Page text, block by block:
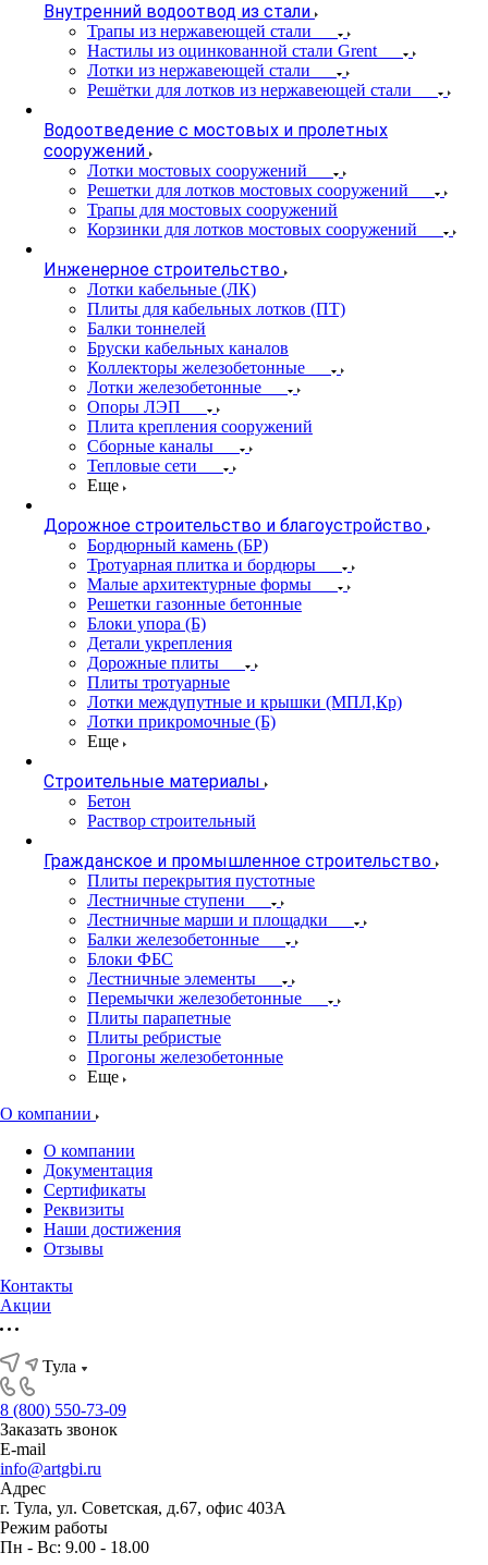
Внутренний водоотвод из стали
Трапы из нержавеющей стали
Настилы из оцинкованной стали Grent
Лотки из нержавеющей стали
Решётки для лотков из нержавеющей стали
Водоотведение с мостовых и пролетных
сооружений
Лотки мостовых сооружений
Решетки для лотков мостовых сооружений
Трапы для мостовых сооружений
Корзинки для лотков мостовых сооружений
Инженерное строительство
Лотки кабельные (ЛК)
Плиты для кабельных лотков (ПТ)
Балки тоннелей
Бруски кабельных каналов
Коллекторы железобетонные
Лотки железобетонные
Опоры ЛЭП
Плита крепления сооружений
Сборные каналы
Тепловые сети
Еще
Дорожное строительство и благоустройство
Бордюрный камень (БР)
Тротуарная плитка и бордюры
Малые архитектурные формы
Решетки газонные бетонные
Блоки упора (Б)
Детали укрепления
Дорожные плиты
Плиты тротуарные
Лотки междупутные и крышки (МПЛ,Кр)
Лотки прикромочные (Б)
Еще
Строительные материалы
Бетон
Раствор строительный
Гражданское и промышленное строительство
Плиты перекрытия пустотные
Лестничные ступени
Лестничные марши и площадки
Балки железобетонные
Блоки ФБС
Лестничные элементы
Перемычки железобетонные
Плиты парапетные
Плиты ребристые
Прогоны железобетонные
Еще
О компании
О компании
Документация
Сертификаты
Реквизиты
Наши достижения
Отзывы
Контакты
Акции
Тула
8 (800) 550-73-09
Заказать звонок
E-mail
info@artgbi.ru
Адрес
г. Тула, ул. Советская, д.67, офис 403А
Режим работы
Пн - Вс: 9.00 - 18.00